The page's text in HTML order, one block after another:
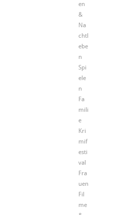
en
&
Na
chtl
ebe
n
Spi
ele
n
Fa
mili
e
Kri
mif
esti
val
Fra
uen
Fil
me